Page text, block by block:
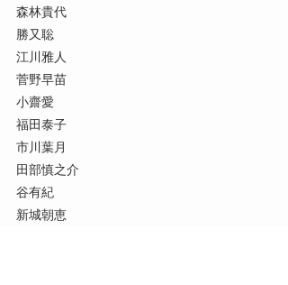
森林貴代
勝又聡
江川雅人
菅野早苗
小齋愛
福田泰子
市川葉月
田部慎之介
谷有紀
新城朝恵